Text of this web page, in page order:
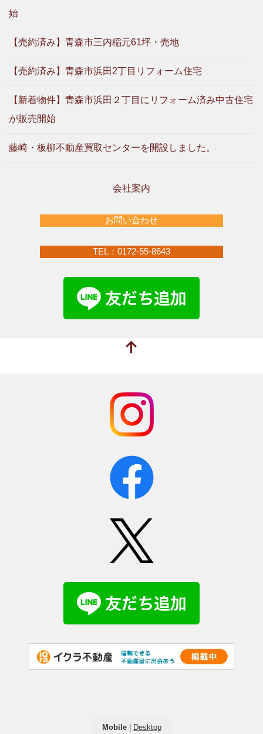
始
【売約済み】青森市三内稲元61坪・売地
【売約済み】青森市浜田2丁目リフォーム住宅
【新着物件】青森市浜田２丁目にリフォーム済み中古住宅
が販売開始
藤崎・板柳不動産買取センターを開設しました。
会社案内
お問い合わせ
TEL：0172-55-8643
Mobile| Desktop